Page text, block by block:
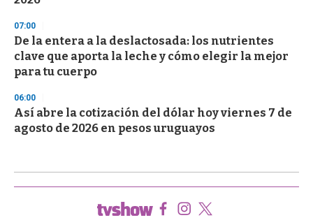
07:00
De la entera a la deslactosada: los nutrientes
clave que aporta la leche y cómo elegir la mejor
para tu cuerpo
06:00
Así abre la cotización del dólar hoy viernes 7 de
agosto de 2026 en pesos uruguayos